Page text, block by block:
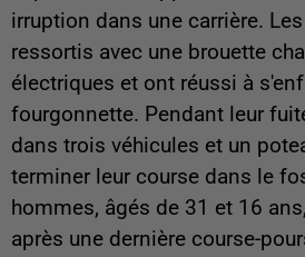
irruption dans une carrière.
ressortis avec une brouette
électriques et ont réussi à
fourgonnette. Pendant leur
dans trois véhicules et un
terminer leur course dans le
hommes, âgés de 31 et 16
après une dernière course-